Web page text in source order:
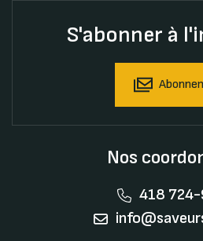
S'abonner à
Nos
418